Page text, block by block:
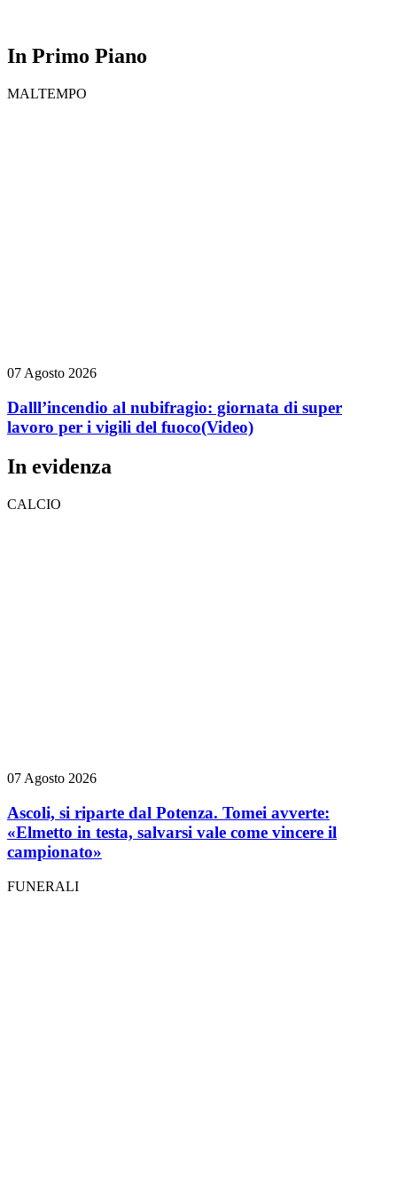
In Primo Piano
MALTEMPO
07 Agosto 2026
Dalll’incendio al nubifragio: giornata di super
lavoro per i vigili del fuoco(Video)
In evidenza
CALCIO
07 Agosto 2026
Ascoli, si riparte dal Potenza. Tomei avverte:
«Elmetto in testa, salvarsi vale come vincere il
campionato»
FUNERALI